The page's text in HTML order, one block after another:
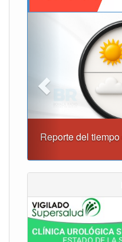
“Tunja nos ha